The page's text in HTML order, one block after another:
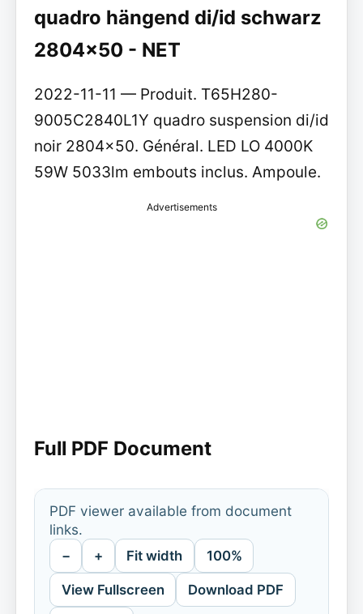
quadro hängend di/id schwarz
2804x50 - NET
2022-11-11 — Produit. T65H280-
9005C2840L1Y quadro suspension di/id
noir 2804x50. Général. LED LO 4000K
59W 5033lm embouts inclus. Ampoule.
Advertisements
Full PDF Document
PDF viewer available from document
links.
− + Fit width 100%
View Fullscreen Download PDF